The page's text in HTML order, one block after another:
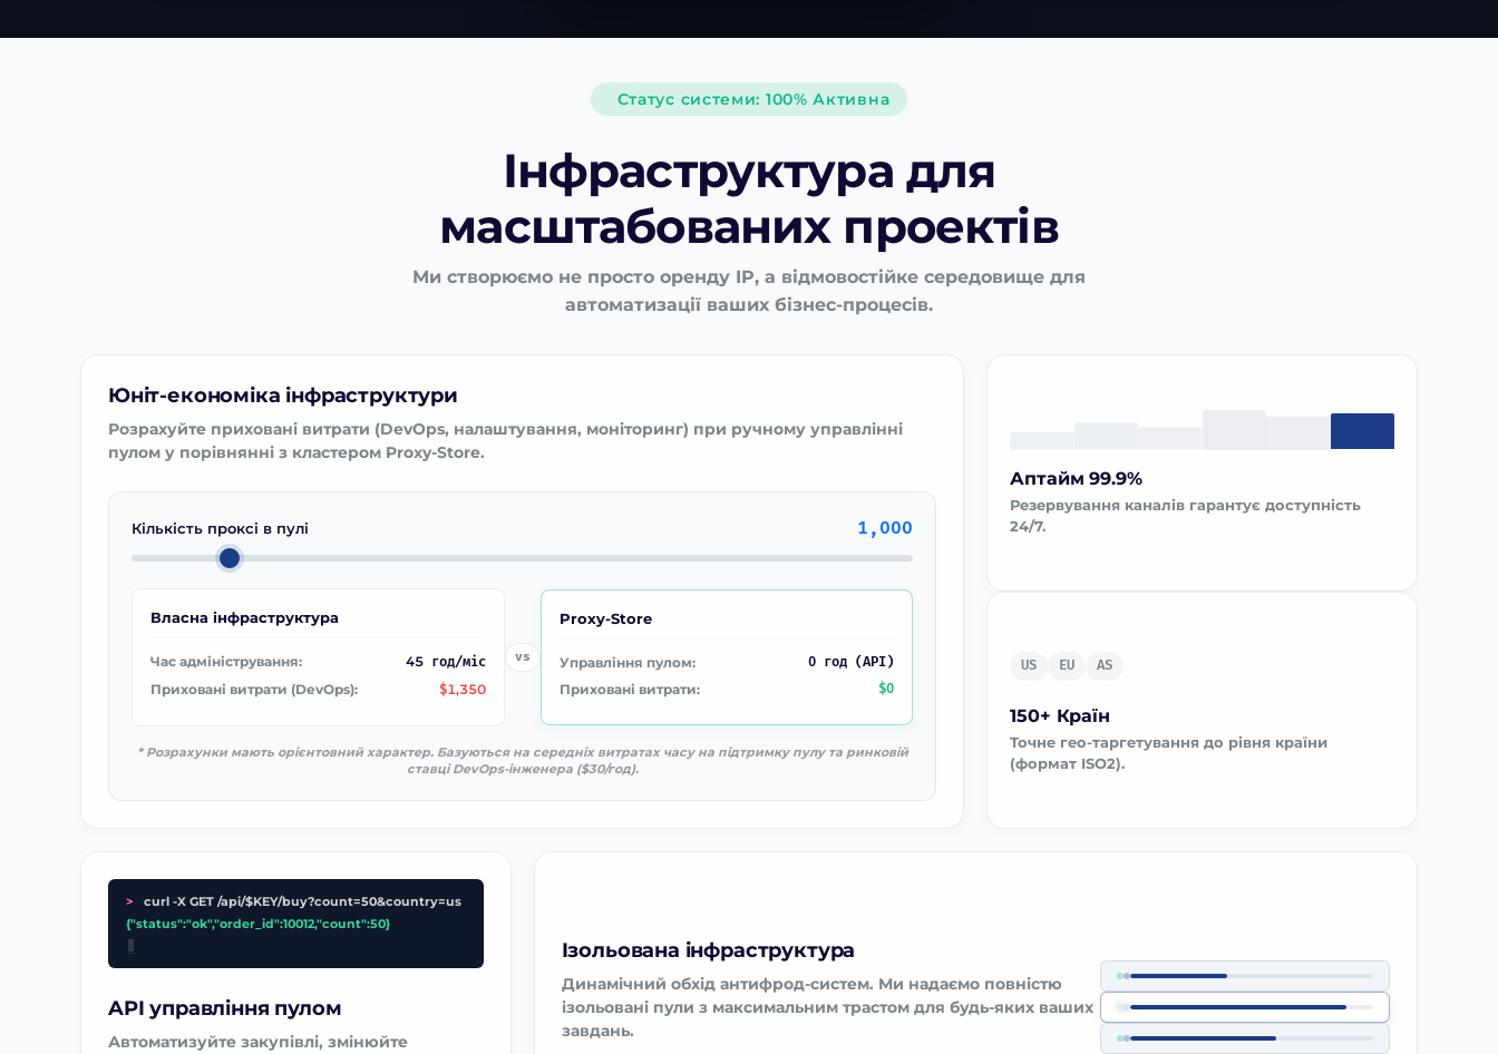
Статус системи: 100% Активна
Інфраструктура для
масштабованих проектів
Ми створюємо не просто оренду IP, а відмовостійке середовище для
автоматизації ваших бізнес-процесів.
Юніт-економіка інфраструктури
Розрахуйте приховані витрати (DevOps, налаштування, моніторинг) при ручному управлінні
пулом у порівнянні з кластером Proxy-Store.
Кількість проксі в пулі 1,000
Власна інфраструктура
Час адміністрування: 45год/міс
Приховані витрати (DevOps):
$1,350
vs
Proxy-Store
Управління пулом:
0 год (API)
Приховані витрати:
$0
* Розрахунки мають орієнтовний характер. Базуються на середніх витратах часу на підтримку пулу та ринковій
ставці DevOps-інженера ($30/год).
Аптайм 99.9%
Резервування каналів гарантує доступність
24/7.
US EU AS
150+ Країн
Точне гео-таргетування до рівня країни
(формат ISO2).
>
curl -X GET /api/$KEY/buy?count=50&country=us
{"status":"ok","order_id":10012,"count":50}
API управління пулом
Автоматизуйте закупівлі, змінюйте
Ізольована інфраструктура
Динамічний обхід антифрод-систем. Ми надаємо повністю
ізольовані пули з максимальним трастом для будь-яких ваших
завдань.